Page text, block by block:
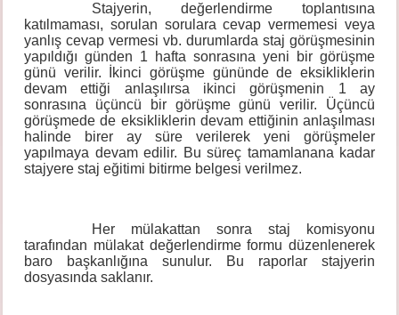
Stajyerin, değerlendirme toplantısına
katılmaması, sorulan sorulara cevap vermemesi veya
yanlış cevap vermesi vb. durumlarda staj görüşmesinin
yapıldığı günden 1 hafta sonrasına yeni bir görüşme
günü verilir. İkinci görüşme gününde de eksikliklerin
devam ettiği anlaşılırsa ikinci görüşmenin 1 ay
sonrasına üçüncü bir görüşme günü verilir. Üçüncü
görüşmede de eksikliklerin devam ettiğinin anlaşılması
halinde birer ay süre verilerek yeni görüşmeler
yapılmaya devam edilir. Bu süreç tamamlanana kadar
stajyere staj eğitimi bitirme belgesi verilmez.
Her mülakattan sonra staj komisyonu
tarafından mülakat değerlendirme formu düzenlenerek
baro başkanlığına sunulur. Bu raporlar stajyerin
dosyasında saklanır.